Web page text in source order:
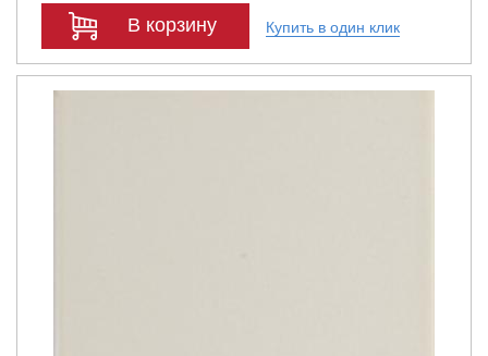
В корзину Купить в один клик